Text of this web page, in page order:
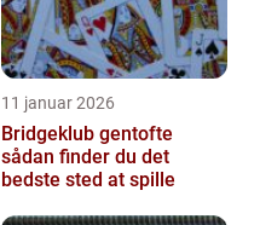
11 januar 2026
Bridgeklub gentofte
sådan finder du det
bedste sted at spille